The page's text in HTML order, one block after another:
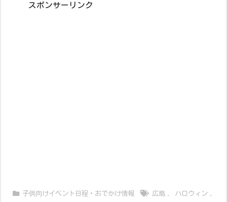
スポンサーリンク
子供向けイベント日程・おでかけ情報 広島 ハロウィン